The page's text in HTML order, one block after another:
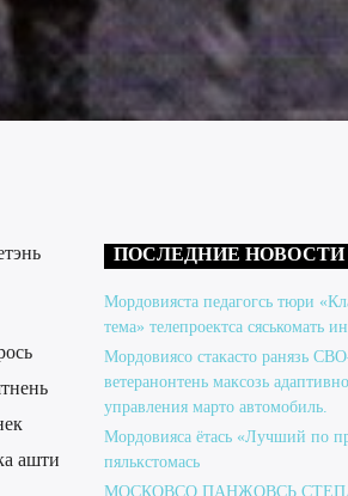
ашти
ПОСЛЕДНИЕ НОВОСТИ
Мордовияста педагогсь тюри
тема» телепроектса сяськомать
Мордовиясо стакасто ранязь
ветеранонтень максозь
управления марто автомобиль.
Мордовияса ётась «Лучший по
пялькстомась
МОСКОВСО ПАНЖОВСЬ